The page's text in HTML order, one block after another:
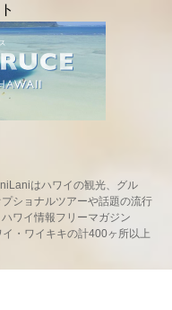
はハワイの観光、グル
ショナルツアーや話題の流行
ワイ情報フリーマガジン
・ワイキキの計400ヶ所以上